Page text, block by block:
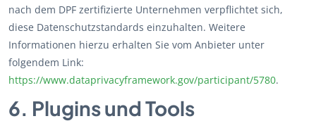
nach dem DPF zertifizierte Unternehmen verpflichtet sich,
diese Datenschutzstandards einzuhalten. Weitere
Informationen hierzu erhalten Sie vom Anbieter unter
folgendem Link:
https://www.dataprivacyframework.gov/participant/5780.
6. Plugins und Tools